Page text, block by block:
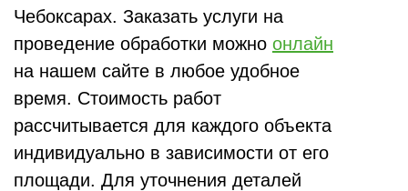
Чебоксарах. Заказать услуги на
проведение обработки можно онлайн
на нашем сайте в любое удобное
время. Стоимость работ
рассчитывается для каждого объекта
индивидуально в зависимости от его
площади. Для уточнения деталей